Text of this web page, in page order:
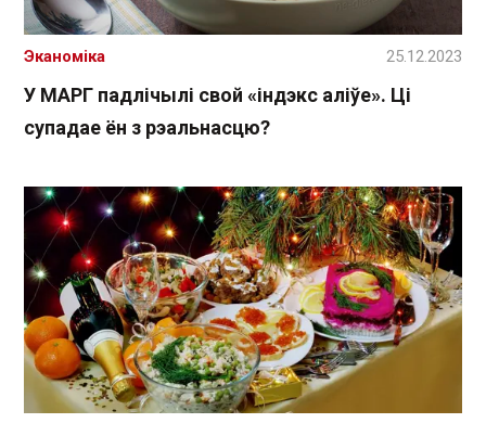
У МАРГ падлічылі свой «індэкс аліўе». Ці
супадае ён з рэальнасцю?
Эканоміка 25.12.2023